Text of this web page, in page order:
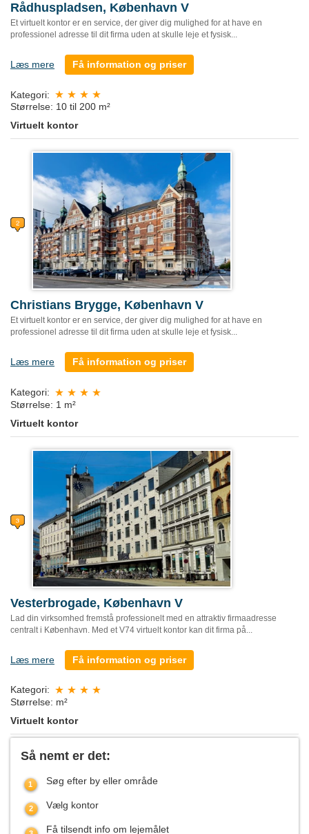
Rådhuspladsen, København V
Et virtuelt kontor er en service, der giver dig mulighed for at have en
professionel adresse til dit firma uden at skulle leje et fysisk...
Læs mere Få information og priser
Kategori:
Størrelse: 10 til 200 m²
Virtuelt kontor
Christians Brygge, København V
Et virtuelt kontor er en service, der giver dig mulighed for at have en
professionel adresse til dit firma uden at skulle leje et fysisk...
Læs mere Få information og priser
Kategori:
Størrelse: 1 m²
Virtuelt kontor
Vesterbrogade, København V
Lad din virksomhed fremstå professionelt med en attraktiv firmaadresse
centralt i København. Med et V74 virtuelt kontor kan dit firma på...
Læs mere Få information og priser
Kategori:
Størrelse: m²
Virtuelt kontor
Så nemt er det:
Søg efter by eller område
Vælg kontor
Få tilsendt info om lejemålet